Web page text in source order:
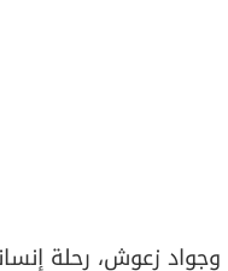
زعوش، رحلة